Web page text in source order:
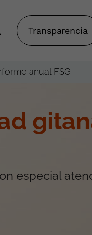
Transparencia
anual FSG
especial